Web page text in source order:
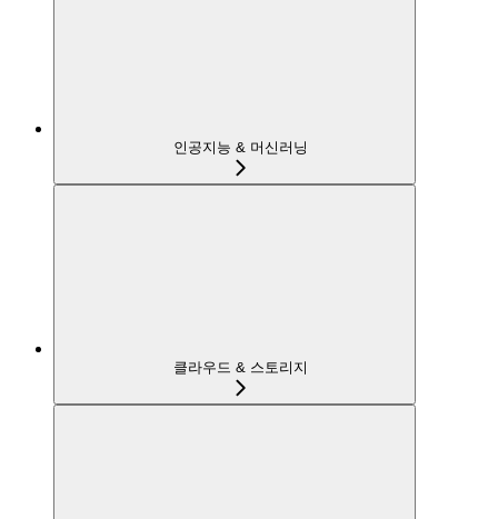
인공지능 & 머신러닝
클라우드 & 스토리지